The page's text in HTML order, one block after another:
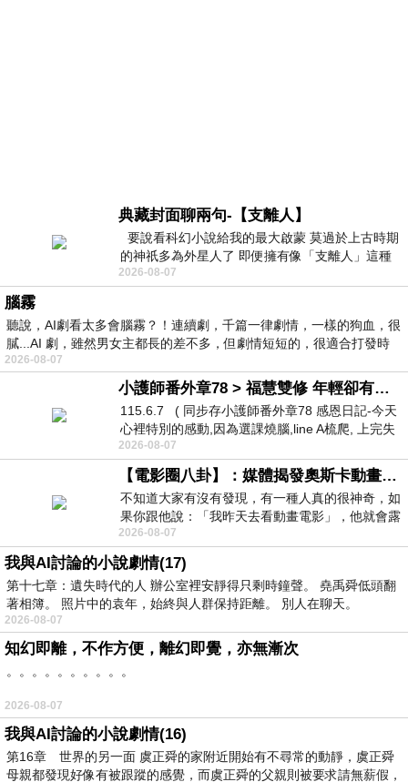
典藏封面聊兩句-【支離人】
要說看科幻小說給我的最大啟蒙 莫過於上古時期
的神祇多為外星人了 即便擁有像「支離人」這種
驚世駭俗的神通法門 也未必讀
2026-08-07
腦霧
聽說，AI劇看太多會腦霧？！連續劇，千篇一律劇情，一樣的狗血，很
膩...AI 劇，雖然男女主都長的差不多，但劇情短短的，很適合打發時
2026-08-07
小護師番外章78 > 福慧雙修 年輕卻有個老靈魂 ㄑ金剛經〉podcast
115.6.7 ( 同步存小護師番外章78 感恩日記-今天
心裡特別的感動,因為選課燒腦,line A梳爬, 上完失
智課的她,特來傾
2026-08-07
【電影圈八卦】：媒體揭發奧斯卡動畫項目投票醜聞！好萊塢為什麼看不起動畫電影？
不知道大家有沒有發現，有一種人真的很神奇，如
果你跟他說：「我昨天去看動畫電影」，他就會露
出一種慈祥的微笑，然後問你是不是陪小
2026-08-07
我與AI討論的小說劇情(17)
第十七章：遺失時代的人 辦公室裡安靜得只剩時鐘聲。 堯禹舜低頭翻
著相簿。 照片中的袁年，始終與人群保持距離。 別人在聊天。
2026-08-07
知幻即離，不作方便，離幻即覺，亦無漸次
。。。。。。。。。。
2026-08-07
我與AI討論的小說劇情(16)
第16章 世界的另一面 虞正舜的家附近開始有不尋常的動靜，虞正舜
母親都發現好像有被跟蹤的感覺，而虞正舜的父親則被要求請無薪假，